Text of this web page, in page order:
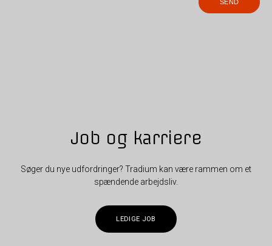
Job og karriere
Søger du nye udfordringer? Tradium kan være rammen om et
spændende arbejdsliv.
LEDIGE JOB